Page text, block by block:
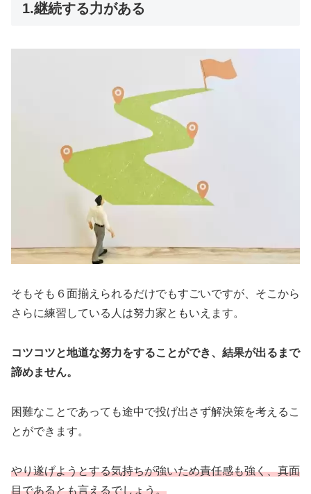
1.継続する力がある
そもそも６面揃えられるだけでもすごいですが、そこから
さらに練習している人は努力家ともいえます。
コツコツと地道な努力をすることができ、結果が出るまで
諦めません。
困難なことであっても途中で投げ出さず解決策を考えるこ
とができます。
やり遂げようとする気持ちが強いため責任感も強く、真面
目であるとも言えるでしょう。